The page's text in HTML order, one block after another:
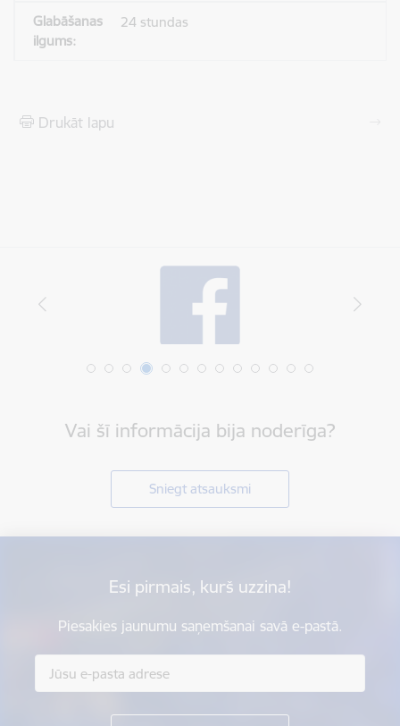
24 stundas
Drukāt lapu
Vai šī informācija bija noderīga?
Sniegt atsauksmi
Esi pirmais, kurš uzzina!
Piesakies jaunumu saņemšanai savā e-pastā.